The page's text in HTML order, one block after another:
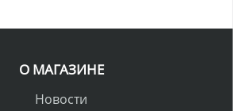
О МАГАЗИНЕ
Новости